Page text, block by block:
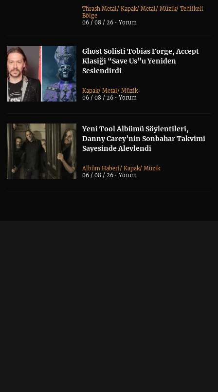
Thrash Metal /Kapak/Metal /Müzik/Tehlikeli
Bölge
06 / 08 / 26 •Yorum
Ghost Solisti Tobias Forge, Accept
Klasiği “Save Us”u Yeniden
Seslendirdi
Kapak/Metal /Müzik
06 / 08 / 26 •Yorum
Yeni Tool Albümü Söylentileri,
Danny Carey’nin Sonbahar Takvimi
Sayesinde Alevlendi
Albüm Haberi/Kapak/Müzik
06 / 08 / 26 •Yorum